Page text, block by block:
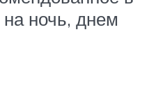
ночь, днем